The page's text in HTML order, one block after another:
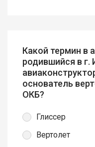
Какой термин в
родившийся в г.
основатель
ОКБ?
Глиссер
Вертолет